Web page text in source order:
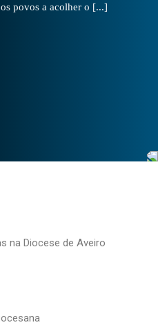
povos a acolher o [...]
na Diocese de Aveiro